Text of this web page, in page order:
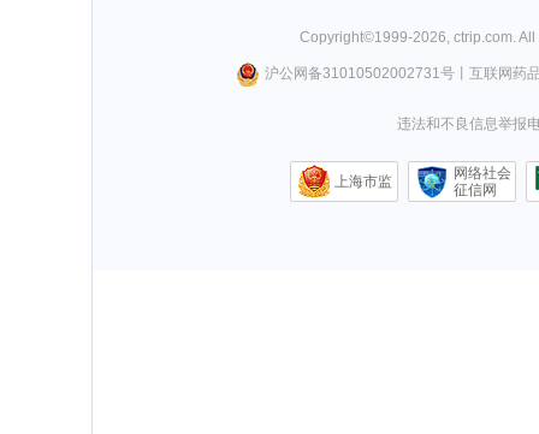
Copyright©1999-2026 ctrip.com .
沪公网备31010502002731号丨 互联网药
违法和不良信息举报
上海市监
网络社会
征信网